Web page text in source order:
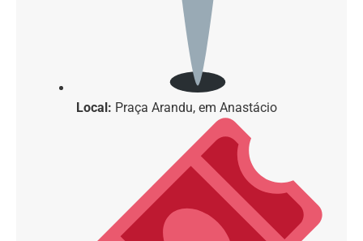
Local: Praça Arandu, em Anastácio